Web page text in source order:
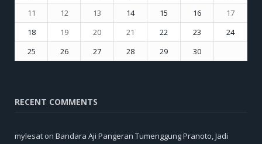
11
12 13 14 15 16
17
18
19 20 21 22 23
24
25
26 27 28 29
30
RECENT COMMENTS
mylesat on Bandara Aji Pangeran Tumenggung Pranoto, Jadi